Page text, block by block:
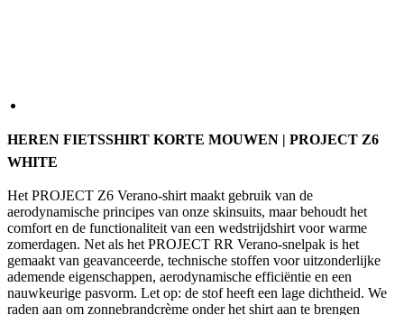
aerodynamische principes van onze skinsuits, maar behoudt het
comfort en de functionaliteit van een wedstrijdshirt voor warme
zomerdagen. Net als het PROJECT RR Verano-snelpak is het
ademende eigenschappen, aerodynamische efficiëntie en een
nauwkeurige pasvorm. Let op: de stof heeft een lage dichtheid. We
raden aan om zonnebrandcrème onder het shirt aan te brengen
wanneer je in fel zonlicht fietst.
KLEUR